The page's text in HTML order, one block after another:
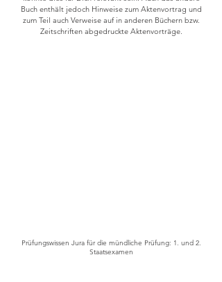
Buch enthält jedoch Hinweise zum Aktenvortrag und
zum Teil auch Verweise auf in anderen Büchern bzw.
Zeitschriften abgedruckte Aktenvorträge.
Prüfungswissen Jura für die mündliche Prüfung: 1. und 2.
Staatsexamen